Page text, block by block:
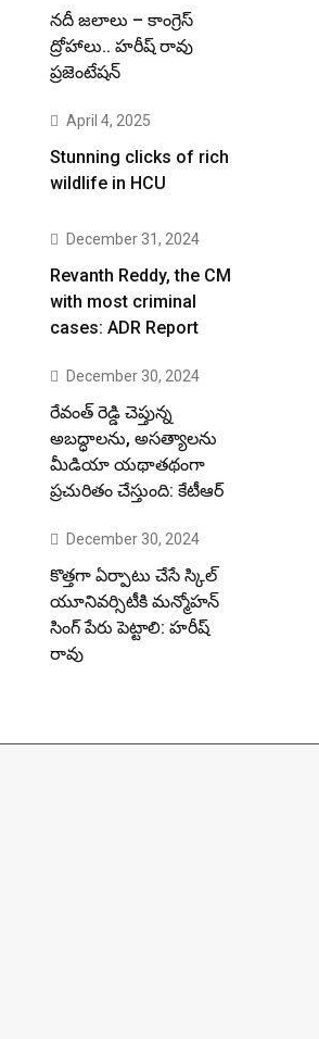
నదీ జలాలు – కాంగ్రెస్
ద్రోహాలు.. హరీష్ రావు
ప్రజెంటేషన్
April 4, 2025
Stunning clicks of rich
wildlife in HCU
December 31, 2024
Revanth Reddy, the CM
with most criminal
cases: ADR Report
December 30, 2024
రేవంత్ రెడ్డి చెప్తున్న
అబద్ధాలను, అసత్యాలను
మీడియా యథాతథంగా
ప్రచురితం చేస్తుంది: కేటీఆర్
December 30, 2024
కొత్తగా ఏర్పాటు చేసే స్కిల్
యూనివర్సిటీకి మన్మోహన్
సింగ్ పేరు పెట్టాలి: హరీష్
రావు